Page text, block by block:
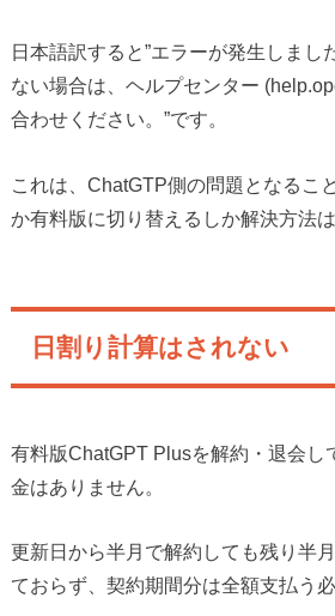
日本語訳すると”エラーが発生しまし
ない場合は、ヘルプセンター
合わせください。”です。
これは、ChatGTP側の問題となるこ
か有料版に切り替えるしか解決方法は
日割り計算はされない
有料版ChatGPT Plusを解約・退会し
金はありません。
更新日から半月で解約しても残り半
ておらず、契約期間分は全額支払う